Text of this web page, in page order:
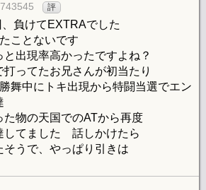
評
負けてEXTRAでした
ことないです
出現率高かったですよね？
打ってたお兄さんが初当たり
舞中にトキ出現から特闘当選でエン
た物の天国でのATから再度
してました 話しかけたら
うで、やっぱり引きは